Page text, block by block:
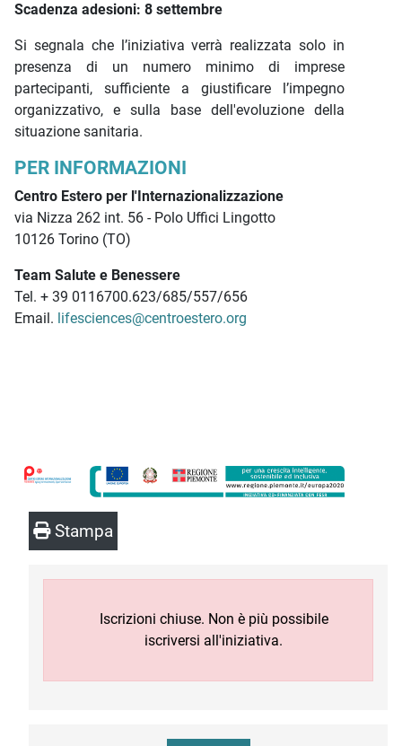
Scadenza adesioni: 8 settembre
Si segnala che l’iniziativa verrà realizzata solo in
presenza di un numero minimo di imprese
partecipanti, sufficiente a giustificare l’impegno
organizzativo, e sulla base dell'evoluzione della
situazione sanitaria.
PER INFORMAZIONI
Centro Estero per l'Internazionalizzazione
via Nizza 262 int. 56 - Polo Uffici Lingotto
10126 Torino (TO)
Team Salute e Benessere
Tel. + 39 0116700.623/685/557/656
Email. lifesciences@centroestero.org
Stampa
Iscrizioni chiuse. Non è più possibile
iscriversi all'iniziativa.